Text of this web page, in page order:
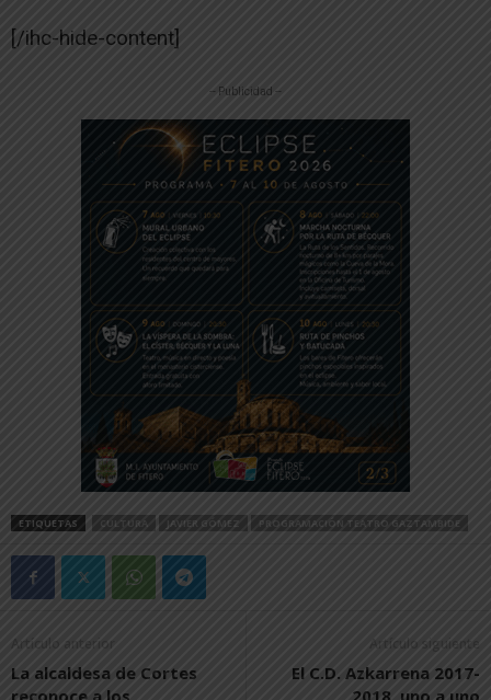
[/ihc-hide-content]
-- Publicidad --
ETIQUETAS CULTURA JAVIER GÓMEZ PROGRAMACIÓN TEATRO GAZTAMBIDE
Artículo anterior
La alcaldesa de Cortes
reconoce a los
Artículo siguiente
El C.D. Azkarrena 2017-
2018, uno a uno